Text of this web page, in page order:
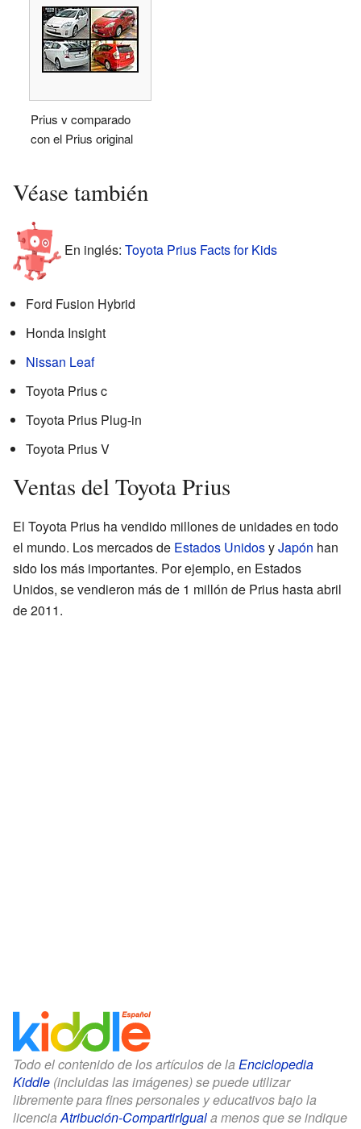
Prius v comparado
con el Prius original
Véase también
En inglés: Toyota Prius Facts for Kids
Ford Fusion Hybrid
Honda Insight
Nissan Leaf
Toyota Prius c
Toyota Prius Plug-in
Toyota Prius V
Ventas del Toyota Prius
El Toyota Prius ha vendido millones de unidades en todo
el mundo. Los mercados de Estados UnidosyJapón han
sido los más importantes. Por ejemplo, en Estados
Unidos, se vendieron más de 1 millón de Prius hasta abril
de 2011.
Todo el contenido de los artículos de la Enciclopedia
Kiddle (incluidas las imágenes) se puede utilizar
libremente para fines personales y educativos bajo la
licenciaAtribución-CompartirIguala menos que se indique